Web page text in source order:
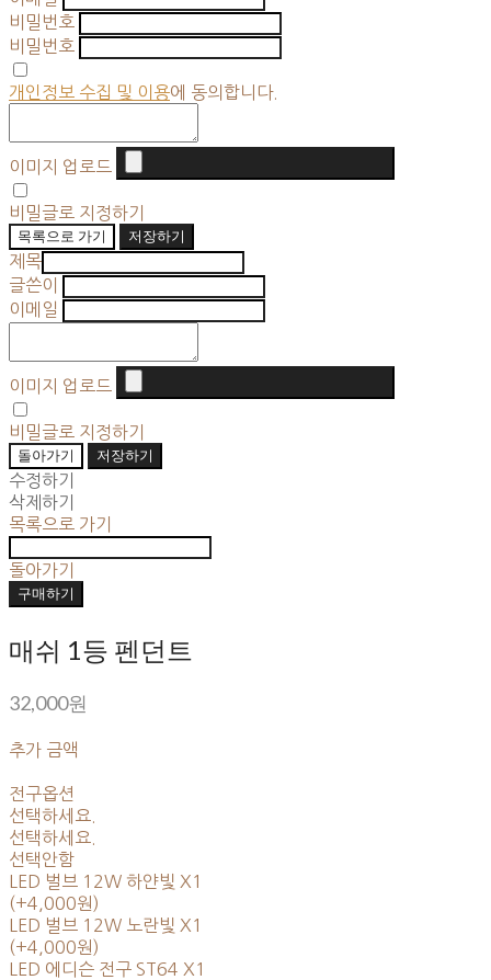
비밀번호
비밀번호
개인정보 수집 및 이용에 동의합니다.
이미지 업로드
비밀글로 지정하기
목록으로 가기
저장하기
제목
글쓴이
이메일
이미지 업로드
비밀글로 지정하기
돌아가기
저장하기
수정하기
삭제하기
목록으로 가기
돌아가기
구매하기
매쉬 1등 펜던트
32,000원
추가 금액
전구옵션
선택하세요.
선택하세요.
선택안함
LED 벌브 12W 하얀빛 X1
(+4,000원)
LED 벌브 12W 노란빛 X1
(+4,000원)
LED 에디슨 전구 ST64 X1